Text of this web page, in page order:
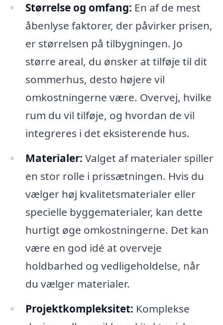
Størrelse og omfang: En af de mest
åbenlyse faktorer, der påvirker prisen,
er størrelsen på tilbygningen. Jo
større areal, du ønsker at tilføje til dit
sommerhus, desto højere vil
omkostningerne være. Overvej, hvilke
rum du vil tilføje, og hvordan de vil
integreres i det eksisterende hus.
Materialer: Valget af materialer spiller
en stor rolle i prissætningen. Hvis du
vælger høj kvalitetsmaterialer eller
specielle byggematerialer, kan dette
hurtigt øge omkostningerne. Det kan
være en god idé at overveje
holdbarhed og vedligeholdelse, når
du vælger materialer.
Projektkompleksitet: Komplekse